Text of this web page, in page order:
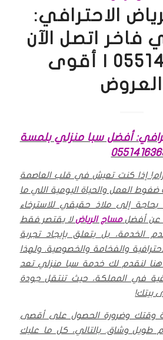
الاحترافي:
فاخر اتصل الآن
0551416363 | أقوى
العروض
أفضل سبا منزلي بلمسة
إذا كنت تعيش في قلب العاصمة
ضغوط العمل والحياة اليومية اللي ما
بحاجة إلى ملاذ حقيقي للاسترخاء
عن أفضلمساج الرياضلا يقتصر فقط
الخدمة، بل يتعلق بإيجاد تجربة
والفخامة والخصوصية. ولهذا
هنا لنقدم لك خدمة سبا منزلي تعد
في المملكة، حيث تنتقل جودة
بيتك!
وقتك وضرورة الحصول على أقصى
طويل وشاق. بالتالي، كل ما عليك